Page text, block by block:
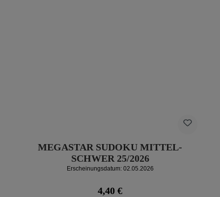
MEGASTAR SUDOKU MITTEL-
SCHWER 25/2026
Erscheinungsdatum: 02.05.2026
Regulärer Preis:
4,40 €